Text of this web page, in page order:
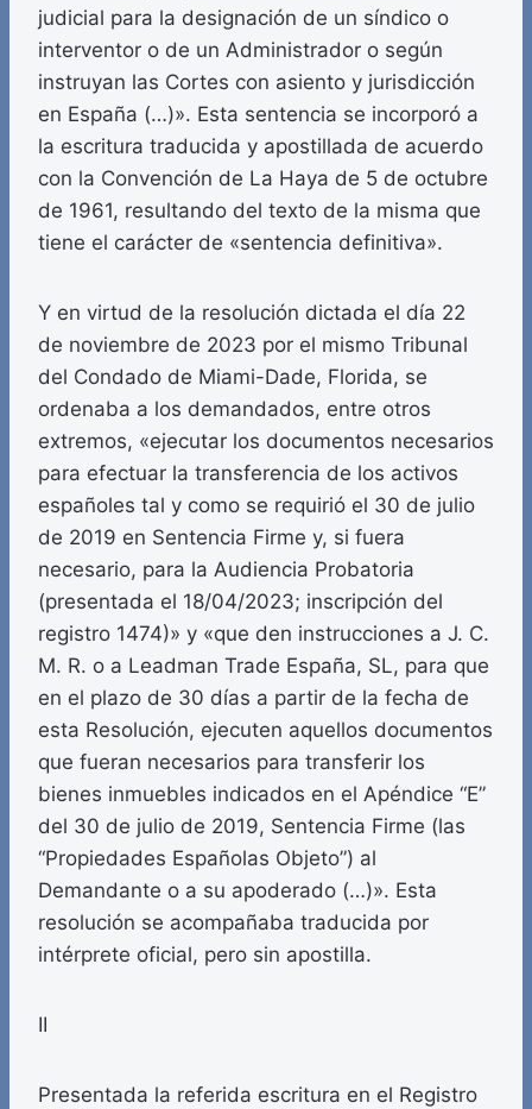
judicial para la designación de un síndico o
interventor o de un Administrador o según
instruyan las Cortes con asiento y jurisdicción
en España (…)». Esta sentencia se incorporó a
la escritura traducida y apostillada de acuerdo
con la Convención de La Haya de 5 de octubre
de 1961, resultando del texto de la misma que
tiene el carácter de «sentencia definitiva».
Y en virtud de la resolución dictada el día 22
de noviembre de 2023 por el mismo Tribunal
del Condado de Miami-Dade, Florida, se
ordenaba a los demandados, entre otros
extremos, «ejecutar los documentos necesarios
para efectuar la transferencia de los activos
españoles tal y como se requirió el 30 de julio
de 2019 en Sentencia Firme y, si fuera
necesario, para la Audiencia Probatoria
(presentada el 18/04/2023; inscripción del
registro 1474)» y «que den instrucciones a J. C.
M. R. o a Leadman Trade España, SL, para que
en el plazo de 30 días a partir de la fecha de
esta Resolución, ejecuten aquellos documentos
que fueran necesarios para transferir los
bienes inmuebles indicados en el Apéndice “E”
del 30 de julio de 2019, Sentencia Firme (las
“Propiedades Españolas Objeto”) al
Demandante o a su apoderado (…)». Esta
resolución se acompañaba traducida por
intérprete oficial, pero sin apostilla.
II
Presentada la referida escritura en el Registro